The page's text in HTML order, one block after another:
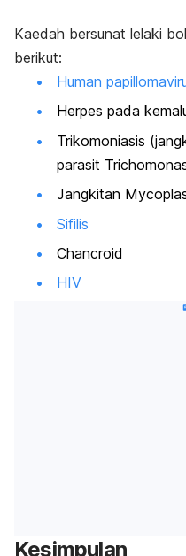
Kaedah bersunat lelaki
berikut:
Human
Herpes pada
Trikomoniasis
parasit
Jangkitan
Sifilis
Chancroid
HIV
Kesimpulan